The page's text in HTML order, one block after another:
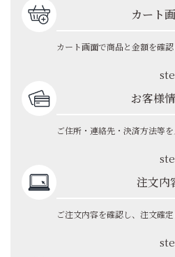
カート
カート画面で商品と金額を確認
お客様
ご住所・連絡先・決済方法等を
注文内
ご注文内容を確認し、注文確定